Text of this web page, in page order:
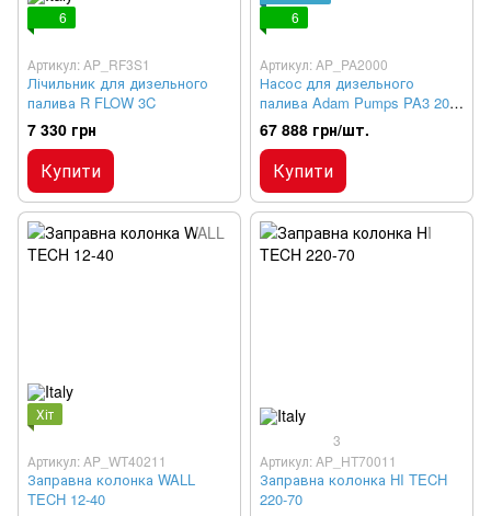
6
Артикул: AP_RF3S1
Лічильник для дизельного
палива R FLOW 3C
7 330 грн
Купити
6
Артикул: AP_PA2000
Насос для дизельного
палива Adam Pumps PA3 200
230В 200 л/хв
67 888 грн/шт.
Купити
Хіт
Артикул: AP_WT40211
Заправна колонка WALL
TECH 12-40
3
Артикул: AP_HT70011
Заправна колонка HI TECH
220-70